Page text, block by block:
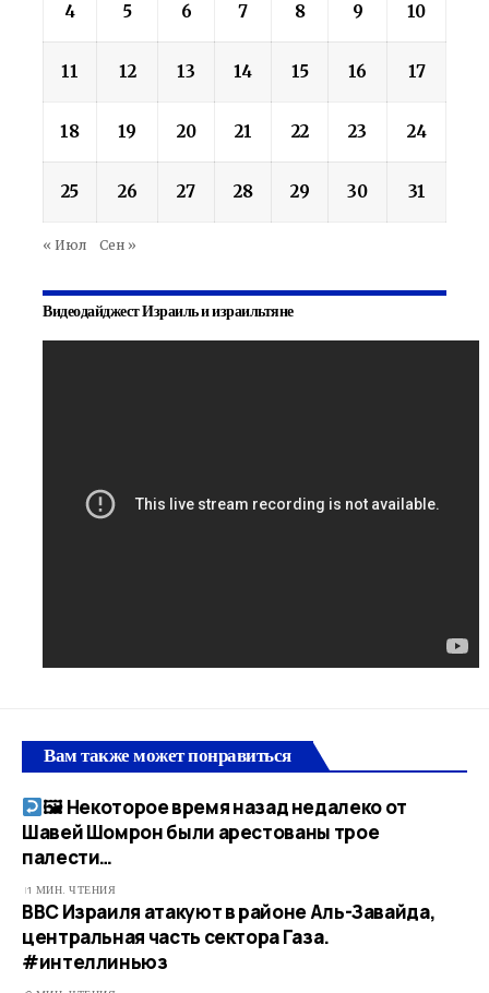
4 5 6 7 8 9 10
11 12 13 14 15 16 17
18 19 20 21 22 23 24
25 26 27 28 29 30 31
« Июл Сен »
Видеодайджест Израиль и израильтяне
Вам также может понравиться
🖼 Некоторое время назад недалеко от
Шавей Шомрон были арестованы трое
палести…​
1 МИН. ЧТЕНИЯ
ВВС Израиля атакуют в районе Аль-Завайда,
центральная часть сектора Газа.
#интеллиньюз